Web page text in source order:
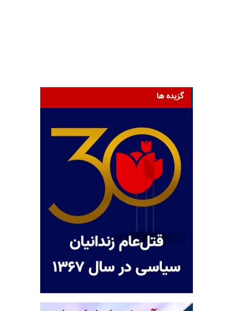
گزیده ها